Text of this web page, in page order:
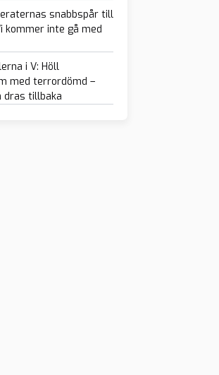
snabbspår till
kommer inte gå med
i V: Höll
med terrordömd –
dras tillbaka